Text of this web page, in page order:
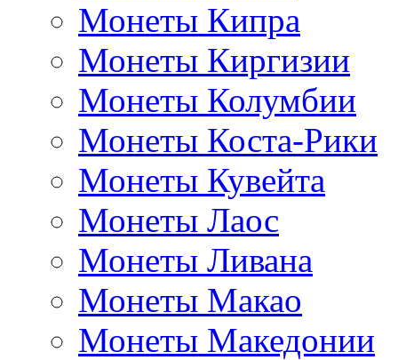
Монеты Кипра
Монеты Киргизии
Монеты Колумбии
Монеты Коста-Рики
Монеты Кувейта
Монеты Лаос
Монеты Ливана
Монеты Макао
Монеты Македонии